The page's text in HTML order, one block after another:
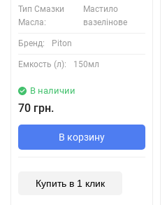
Тип Смазки
Масла:
Мастило
вазелінове
Бренд: Piton
Емкость (л): 150мл
В наличии
70 грн.
В корзину
Купить в 1 клик